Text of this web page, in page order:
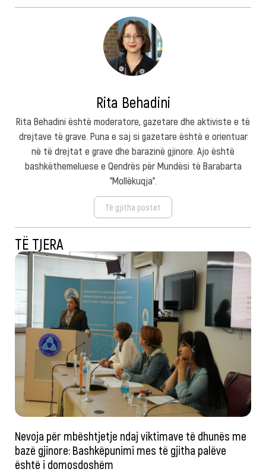
Rita Behadini
Rita Behadini është moderatore, gazetare dhe aktiviste e të
drejtave të grave. Puna e saj si gazetare është e orientuar
në të drejtat e grave dhe barazinë gjinore. Ajo është
bashkëthemeluese e Qendrës për Mundësi të Barabarta
"Mollëkuqja".
Të gjitha postet
TË TJERA
Nevoja për mbështjetje ndaj viktimave të dhunës me
bazë gjinore: Bashkëpunimi mes të gjitha palëve
është i domosdoshëm